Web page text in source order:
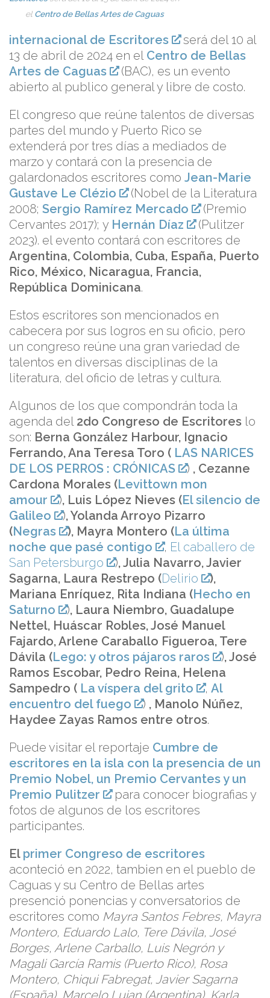
el Centro de Bellas Artes de Caguas
internacional de Escritores
será del 10 al
13 de abril de 2024 en el Centro de Bellas
Artes de Caguas
(BAC), es un evento
abierto al publico general y libre de costo.
El congreso que reúne talentos de diversas
partes del mundo y Puerto Rico se
extenderá por tres días a mediados de
marzo y contará con la presencia de
galardonados escritores como Jean-Marie
Gustave Le Clézio
(Nobel de la Literatura
2008; Sergio Ramírez Mercado
(Premio
Cervantes 2017); y Hernán Díaz
(Pulitzer
2023). el evento contará con escritores de
Argentina, Colombia, Cuba, España, Puerto
Rico, México, Nicaragua, Francia,
República Dominicana.
Estos escritores son mencionados en
cabecera por sus logros en su oficio, pero
un congreso reúne una gran variedad de
talentos en diversas disciplinas de la
literatura, del oficio de letras y cultura.
Algunos de los que compondrán toda la
agenda del 2do Congreso de Escritores lo
son: Berna González Harbour, Ignacio
Ferrando, Ana Teresa Toro ( LAS NARICES
DE LOS PERROS : CRÓNICAS
) , Cezanne
Cardona Morales (Levittown mon
amour
), Luis López Nieves (El silencio de
Galileo
), Yolanda Arroyo Pizarro
(Negras ), Mayra Montero (La última
noche que pasé contigo
, El caballero de
San Petersburgo
), Julia Navarro, Javier
Sagarna, Laura Restrepo (Delirio
),
Mariana Enríquez, Rita Indiana (Hecho en
Saturno
), Laura Niembro, Guadalupe
Nettel, Huáscar Robles, José Manuel
Fajardo, Arlene Caraballo Figueroa, Tere
Dávila (Lego: y otros pájaros raros ), José
Ramos Escobar, Pedro Reina, Helena
Sampedro ( La víspera del grito ,Al
encuentro del fuego
) , Manolo Núñez,
Haydee Zayas Ramos entre otros.
Puede visitar el reportaje Cumbre de
escritores en la isla con la presencia de un
Premio Nobel, un Premio Cervantes y un
Premio Pulitzer
para conocer biografias y
fotos de algunos de los escritores
participantes.
El primer Congreso de escritores
aconteció en 2022, tambien en el pueblo de
Caguas y su Centro de Bellas artes
presenció ponencias y conversatorios de
escritores como Mayra Santos Febres, Mayra
Montero, Eduardo Lalo, Tere Dávila, José
Borges, Arlene Carballo, Luis Negrón y
Magali García Ramis (Puerto Rico), Rosa
Montero, Chiqui Fabregat, Javier Sagarna
(España), Marcelo Lujan (Argentina), Karla